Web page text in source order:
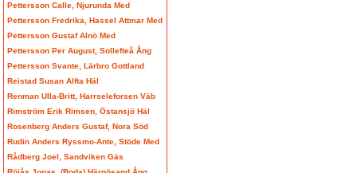
Pettersson Calle, Njurunda Med
Pettersson Fredrika, Hassel Attmar Med
Pettersson Gustaf Alnö Med
Pettersson Per August, Sollefteå Ång
Pettersson Svante, Lärbro Gottland
Reistad Susan Alfta Häl
Renman Ulla-Britt, Harrseleforsen Väb
Rimström Erik Rimsen, Östansjö Häl
Rosenberg Anders Gustaf, Nora Söd
Rudin Anders Ryssmo-Ante, Stöde Med
Rådberg Joel, Sandviken Gäs